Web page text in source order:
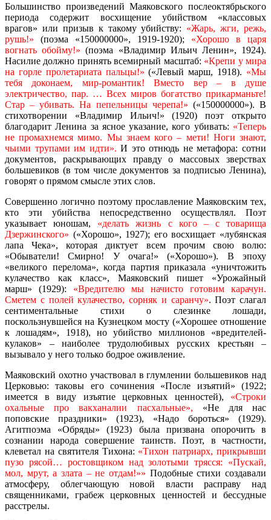
Большинство произведений Маяковского послеоктябрьского
периода содержит восхищение убийством «классовых
врагов» или призыв к такому убийству: «Жарь, жги, режь,
рушь!» (поэма «150000000», 1919-1920); «Хорошо в царя
вогнать обойму!»(поэма «Владимир Ильич Ленин», 1924).
Насилие должно принять всемирный масштаб: «Крепи у мира
на горле пролетариата пальцы!» («Левый марш, 1918). «Мы
тебя доконаем, мир-романтик! Вместо вер – в душе
электричество, пар. … Всех миров богатство прикарманьте!
Стар – убивать. На пепельницы черепа!» («150000000»). В
стихотворении «Владимир Ильич!» (1920) поэт открыто
благодарит Ленина за ясное указание, кого убивать: «Теперь
не промахнемся мимо. Мы знаем кого – мети! Ноги знают,
чьими трупами им идти».И это отнюдь не метафора: сотни
документов, раскрывающих правду о массовых зверствах
большевиков (в том числе документов за подписью Ленина),
говорят о прямом смысле этих слов.
Совершенно логично поэтому прославление Маяковским тех,
кто эти убийства непосредственно осуществлял. Поэт
указывает юношам, «делать жизнь с кого – с товарища
Дзержинского» («Хорошо», 1927); его восхищает «лубянская
лапа Чека», которая диктует всем прочим свою волю:
«Обыватели! Смирно! У очага!» («Хорошо»). В эпоху
«великого перелома», когда партия приказала «уничтожить
кулачество как класс», Маяковский пишет «Урожайный
марш» (1929): «Вредителю мы начисто готовим карачун.
Сметем с полей кулачество, сорняк и саранчу». Поэт слагал
сентиментальные стихи о слезинке лошади,
поскользнувшейся на Кузнецком мосту («Хорошее отношение
к лошадям», 1918), но убийство миллионов «вредителей-
кулаков» – наиболее трудолюбивых русских крестьян –
вызывало у него только бодрое оживление.
Маяковский охотно участвовал в глумлении большевиков над
Церковью: таковы его сочинения «После изъятий» (1922;
имеется в виду изъятие церковных ценностей), «Строки
охальные про вакханалии пасхальные», «Не для нас
поповские праздники» (1923), «Надо бороться» (1929).
Агитпоэма «Обряды» (1923) была призвана опорочить в
сознании народа совершение таинств. Поэт, в частности,
клеветал на святителя Тихона: «Тихон патриарх, прикрывши
пузо рясой… ростовщиком над золотыми трясся: «Пускай,
мол, мрут, а злата – не отдам!»» Подобные стихи создавали
атмосферу, облегчающую новой власти расправу над
священниками, грабеж церковных ценностей и бессудные
расстрелы.